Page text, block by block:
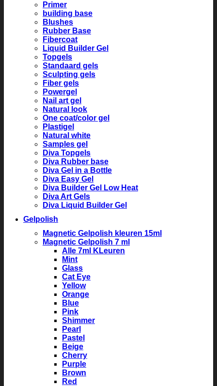
Primer
building base
Blushes
Rubber Base
Fibercoat
Liquid Builder Gel
Topgels
Standaard gels
Sculpting gels
Fiber gels
Powergel
Nail art gel
Natural look
One coat/color gel
Plastigel
Natural white
Samples gel
Diva Topgels
Diva Rubber base
Diva Gel in a Bottle
Diva Easy Gel
Diva Builder Gel Low Heat
Diva Art Gels
Diva Liquid Builder Gel
Gelpolish
Magnetic Gelpolish kleuren 15ml
Magnetic Gelpolish 7 ml
Alle 7ml KLeuren
Mint
Glass
Cat Eye
Yellow
Orange
Blue
Pink
Shimmer
Pearl
Pastel
Beige
Cherry
Purple
Brown
Red